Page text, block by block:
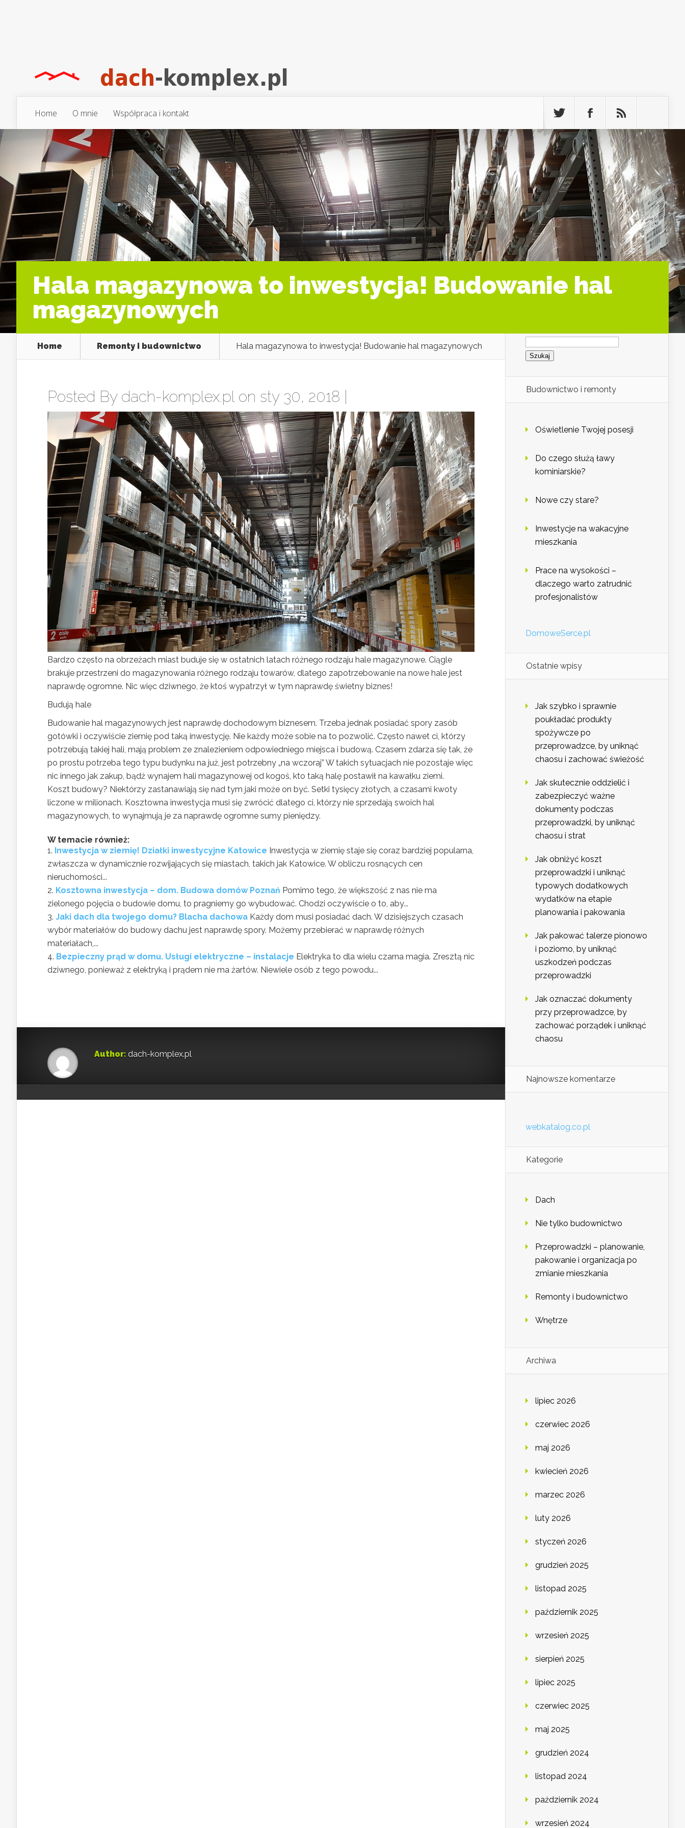
Home O mnie Współpraca i kontakt
Hala magazynowa to inwestycja! Budowanie hal
magazynowych
Home Remonty i budownictwo Hala magazynowa to inwestycja! Budowanie hal magazynowych
Posted By dach-komplex.plon sty 30, 2018 |
Bardzo często na obrzeżach miast buduje się w ostatnich latach różnego rodzaju hale magazynowe. Ciągle
brakuje przestrzeni do magazynowania różnego rodzaju towarów, dlatego zapotrzebowanie na nowe hale jest
naprawdę ogromne. Nic więc dziwnego, że ktoś wypatrzył w tym naprawdę świetny biznes!
Budują hale
Budowanie hal magazynowych jest naprawdę dochodowym biznesem. Trzeba jednak posiadać spory zasób
gotówki i oczywiście ziemię pod taką inwestycję. Nie każdy może sobie na to pozwolić. Często nawet ci, którzy
potrzebują takiej hali, mają problem ze znalezieniem odpowiedniego miejsca i budową. Czasem zdarza się tak, że
po prostu potrzeba tego typu budynku na już, jest potrzebny „na wczoraj” W takich sytuacjach nie pozostaje więc
nic innego jak zakup, bądź wynajem hali magazynowej od kogoś, kto taką halę postawił na kawałku ziemi.
Koszt budowy? Niektórzy zastanawiają się nad tym jaki może on być. Setki tysięcy złotych, a czasami kwoty
liczone w milionach. Kosztowna inwestycja musi się zwrócić dlatego ci, którzy nie sprzedają swoich hal
magazynowych, to wynajmują je za naprawdę ogromne sumy pieniędzy.
W temacie również:
Inwestycja w ziemię! Działki inwestycyjne Katowice Inwestycja w ziemię staje się coraz bardziej popularna,
zwłaszcza w dynamicznie rozwijających się miastach, takich jak Katowice. W obliczu rosnących cen
nieruchomości...
Kosztowna inwestycja – dom. Budowa domów Poznań Pomimo tego, że większość z nas nie ma
zielonego pojęcia o budowie domu, to pragniemy go wybudować. Chodzi oczywiście o to, aby...
Jaki dach dla twojego domu? Blacha dachowa Każdy dom musi posiadać dach. W dzisiejszych czasach
wybór materiałów do budowy dachu jest naprawdę spory. Możemy przebierać w naprawdę różnych
materiałach,...
Bezpieczny prąd w domu. Usługi elektryczne – instalacje Elektryka to dla wielu czarna magia. Zresztą nic
dziwnego, ponieważ z elektryką i prądem nie ma żartów. Niewiele osób z tego powodu...
Author: dach-komplex.pl
Szukaj:
Budownictwo i remonty
Oświetlenie Twojej posesji
Do czego służą ławy
kominiarskie?
Nowe czy stare?
Inwestycje na wakacyjne
mieszkania
Prace na wysokości –
dlaczego warto zatrudnić
profesjonalistów
DomoweSerce.pl
Ostatnie wpisy
Jak szybko i sprawnie
poukładać produkty
spożywcze po
przeprowadzce, by uniknąć
chaosu i zachować świeżość
Jak skutecznie oddzielić i
zabezpieczyć ważne
dokumenty podczas
przeprowadzki, by uniknąć
chaosu i strat
Jak obniżyć koszt
przeprowadzki i uniknąć
typowych dodatkowych
wydatków na etapie
planowania i pakowania
Jak pakować talerze pionowo
i poziomo, by uniknąć
uszkodzeń podczas
przeprowadzki
Jak oznaczać dokumenty
przy przeprowadzce, by
zachować porządek i uniknąć
chaosu
Najnowsze komentarze
webkatalog.co.pl
Kategorie
Dach
Nie tylko budownictwo
Przeprowadzki – planowanie,
pakowanie i organizacja po
zmianie mieszkania
Remonty i budownictwo
Wnętrze
Archiwa
lipiec 2026
czerwiec 2026
maj 2026
kwiecień 2026
marzec 2026
luty 2026
styczeń 2026
grudzień 2025
listopad 2025
październik 2025
wrzesień 2025
sierpień 2025
lipiec 2025
czerwiec 2025
maj 2025
grudzień 2024
listopad 2024
październik 2024
wrzesień 2024